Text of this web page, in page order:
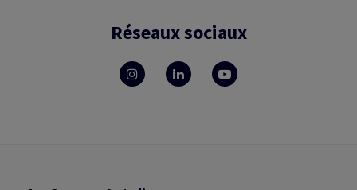
Réseaux sociaux